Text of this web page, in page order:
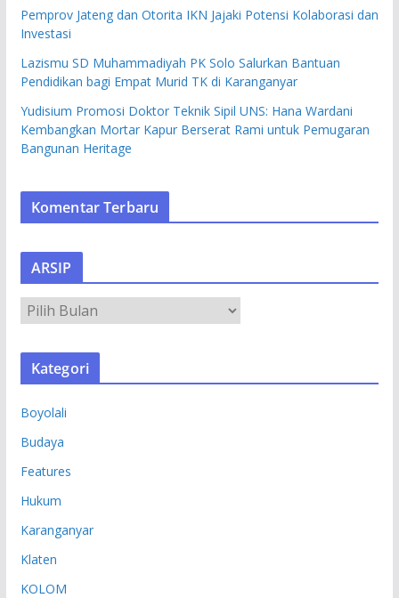
Pemprov Jateng dan Otorita IKN Jajaki Potensi Kolaborasi dan
Investasi
Lazismu SD Muhammadiyah PK Solo Salurkan Bantuan
Pendidikan bagi Empat Murid TK di Karanganyar
Yudisium Promosi Doktor Teknik Sipil UNS: Hana Wardani
Kembangkan Mortar Kapur Berserat Rami untuk Pemugaran
Bangunan Heritage
Komentar Terbaru
ARSIP
R
S
Kategori
Boyolali
Budaya
Features
Hukum
Karanganyar
Klaten
KOLOM